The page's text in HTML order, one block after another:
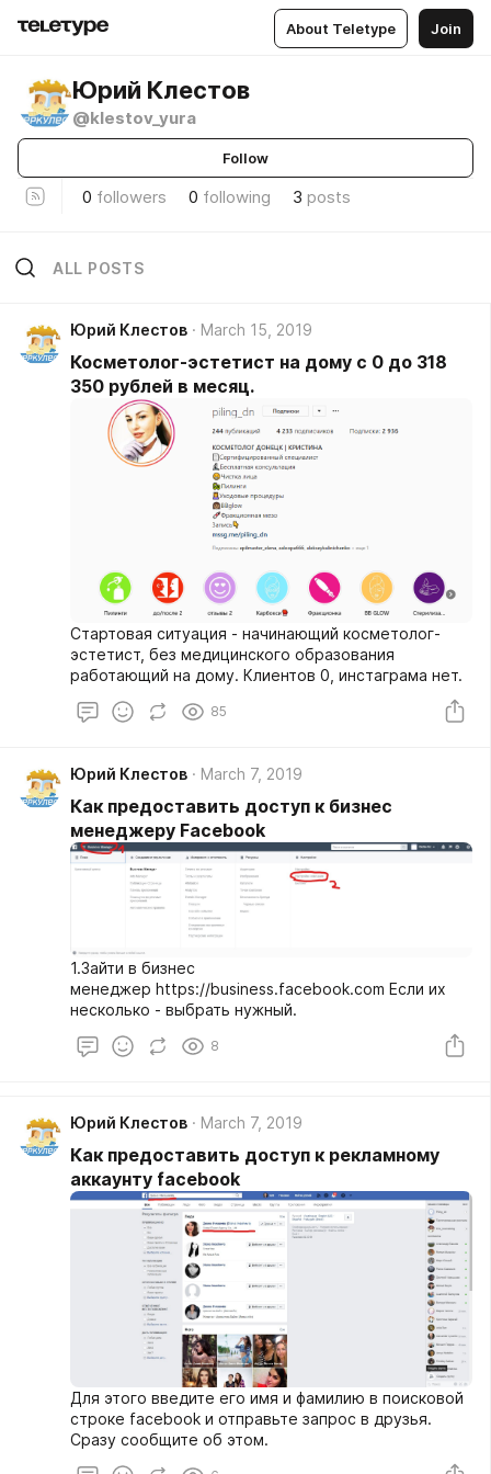
About Teletype Join
Юрий Клестов
@klestov_yura
Follow
0 followers 0 following 3 posts
ALL POSTS
Юрий Клестов March 15, 2019
Косметолог-эстетист на дому с 0 до 318
350 рублей в месяц.
Стартовая ситуация - начинающий косметолог-
эстетист, без медицинского образования
работающий на дому. Клиентов 0, инстаграма нет.
85
Юрий Клестов March 7, 2019
Как предоставить доступ к бизнес
менеджеру Facebook
1.Зайти в бизнес
менеджер https://business.facebook.com Если их
несколько - выбрать нужный.
8
Юрий Клестов March 7, 2019
Как предоставить доступ к рекламному
аккаунту facebook
Для этого введите его имя и фамилию в поисковой
строке facebook и отправьте запрос в друзья.
Сразу сообщите об этом.